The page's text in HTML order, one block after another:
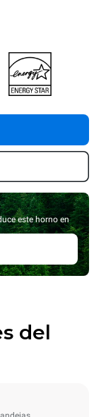
este horno en
del